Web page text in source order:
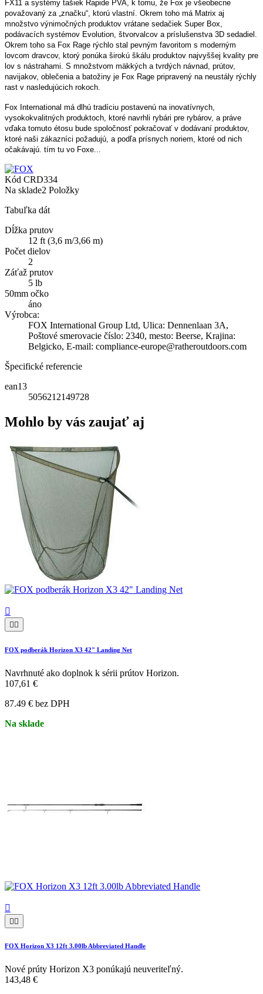
FX11 a systémy tašiek Rapide PVA, k tomu, že Fox je všeobecne
považovaný za „značku“, ktorú vlastní. Okrem toho má Matrix aj
množstvo výnimočných produktov vrátane sedačiek Super Box,
podávacích systémov Evolution, štvorvalcov a príslušenstva 3D sedadiel.
Okrem toho sa Fox Rage rýchlo stal pevným favoritom s moderným
lovcom dravcov, ktorý ponúka širokú škálu produktov najvyššej kvality pre
lov s nástrahami. S množstvom mäkkých a tvrdých návnad, prútov,
navijakov, oblečenia a batožiny je Fox Rage pripravený na neustály rýchly
rast v nasledujúcich rokoch.
Fox International má dlhú tradíciu postavenú na inovatívnych,
vysokokvalitných produktoch, ktoré navrhli rybári pre rybárov, a práve
vďaka tomuto étosu bude spoločnosť pokračovať v dodávaní produktov,
ktoré naši zákazníci požadujú, a podľa prísnych noriem, ktoré od nich
očakávajú. tím tu vo Foxe...
Kód CRD334
Na sklade2 Položky
Tabuľka dát
Dĺžka prutov
12 ft (3,6 m/3,66 m)
Počet dielov
2
Záťaž prutov
5 lb
50mm očko
áno
Výrobca:
FOX International Group Ltd, Ulica: Dennenlaan 3A,
Poštové smerovacie číslo: 2340, mesto: Beerse, Krajina:
Belgicko, E-mail: compliance-europe@ratheroutdoors.com
Špecifické referencie
ean13
5056212149728
Mohlo by vás zaujať aj


FOX podberák Horizon X3 42" Landing Net
Navrhnuté ako doplnok k sérii prútov Horizon.
107,61 €
87.49 € bez DPH
Na sklade


FOX Horizon X3 12ft 3.00lb Abbreviated Handle
Nové prúty Horizon X3 ponúkajú neuveriteľný.
143,48 €